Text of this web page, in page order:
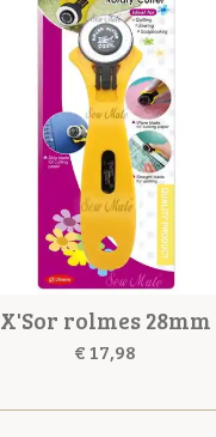
X'Sor rolmes 28mm
€ 17,98